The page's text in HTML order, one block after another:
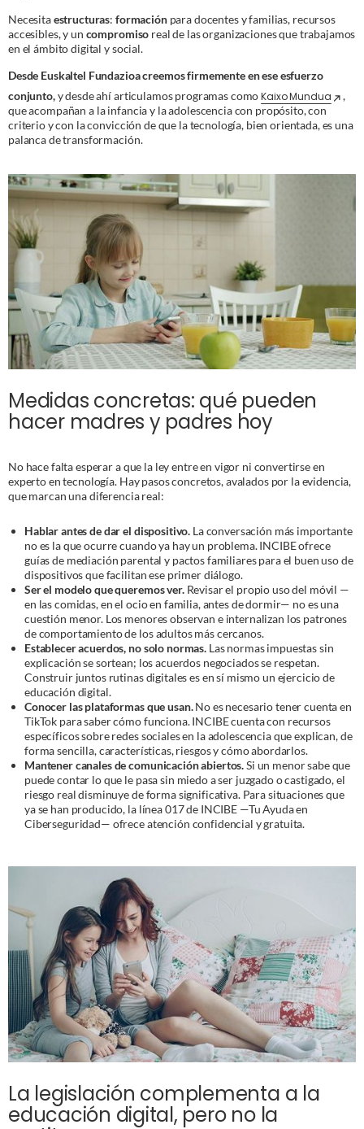
Necesitaestructuras: formaciónpara docentes y familias, recursos
accesibles, y un compromiso real de las organizaciones que trabajamos
en el ámbito digital y social.
Desde Euskaltel Fundazioa creemos firmemente en ese esfuerzo
conjunto,y desde ahí articulamos programas comoKaixo Mundua
,
que acompañan a la infancia y la adolescencia con propósito, con
criterio y con la convicción de que la tecnología, bien orientada, es una
palanca de transformación.
Medidas concretas: qué pueden
hacer madres y padres hoy
No hace falta esperar a que la ley entre en vigor ni convertirse en
experto en tecnología. Hay pasos concretos, avalados por la evidencia,
que marcan una diferencia real:
Hablar antes de dar el dispositivo. La conversación más importante
no es la que ocurre cuando ya hay un problema. INCIBE ofrece
guías de mediación parental y pactos familiares para el buen uso de
dispositivos que facilitan ese primer diálogo.
Ser el modelo que queremos ver.Revisar el propio uso del móvil —
en las comidas, en el ocio en familia, antes de dormir— no es una
cuestión menor. Los menores observan e internalizan los patrones
de comportamiento de los adultos más cercanos.
Establecer acuerdos, no solo normas.Las normas impuestas sin
explicación se sortean; los acuerdos negociados se respetan.
Construir juntos rutinas digitales es en sí mismo un ejercicio de
educación digital.
Conocer las plataformas que usan.No es necesario tener cuenta en
TikTok para saber cómo funciona. INCIBE cuenta con recursos
específicos sobre redes sociales en la adolescencia que explican, de
forma sencilla, características, riesgos y cómo abordarlos.
Mantener canales de comunicación abiertos.Si un menor sabe que
puede contar lo que le pasa sin miedo a ser juzgado o castigado, el
riesgo real disminuye de forma significativa. Para situaciones que
ya se han producido, la línea 017 de INCIBE —Tu Ayuda en
Ciberseguridad— ofrece atención confidencial y gratuita.
La legislación complementa a la
educación digital, pero no la